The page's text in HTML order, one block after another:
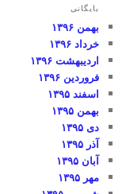
بایگانی
بهمن ۱۳۹۶
خرداد ۱۳۹۶
اردیبهشت ۱۳۹۶
فروردین ۱۳۹۶
اسفند ۱۳۹۵
بهمن ۱۳۹۵
دی ۱۳۹۵
آذر ۱۳۹۵
آبان ۱۳۹۵
مهر ۱۳۹۵